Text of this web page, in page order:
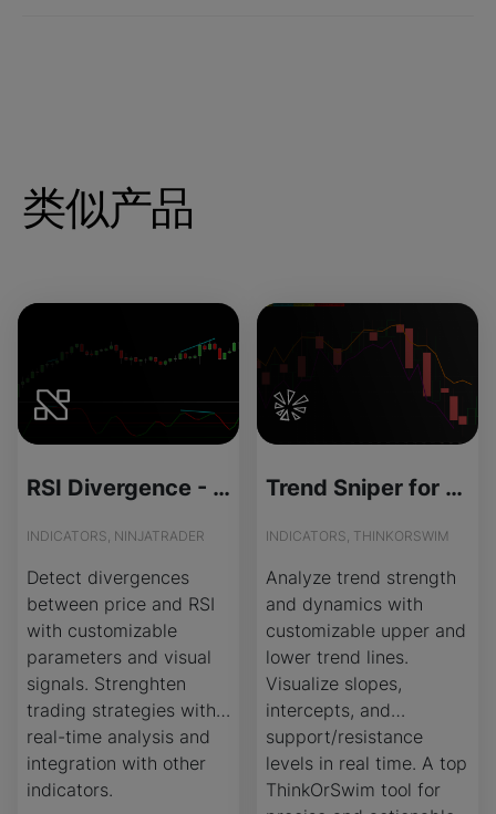
类似产品
RSI Divergence - Source Code
INDICATORS, NINJATRADER
Detect divergences
between price and RSI
with customizable
parameters and visual
signals. Strenghten
trading strategies with
real-time analysis and
integration with other
indicators.
Trend Sniper for ThinkOrSwim
INDICATORS, THINKORSWIM
Analyze trend strength
and dynamics with
customizable upper and
lower trend lines.
Visualize slopes,
intercepts, and
support/resistance
levels in real time. A top
ThinkOrSwim tool for